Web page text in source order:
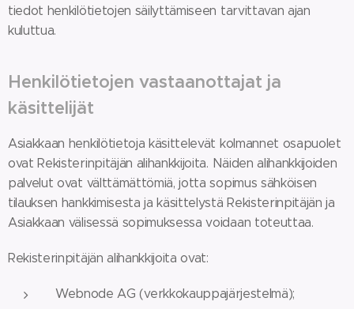
tiedot henkilötietojen säilyttämiseen tarvittavan ajan
kuluttua.
Henkilötietojen vastaanottajat ja
käsittelijät
Asiakkaan henkilötietoja käsittelevät kolmannet osapuolet
ovat Rekisterinpitäjän alihankkijoita. Näiden alihankkijoiden
palvelut ovat välttämättömiä, jotta sopimus sähköisen
tilauksen hankkimisesta ja käsittelystä Rekisterinpitäjän ja
Asiakkaan välisessä sopimuksessa voidaan toteuttaa.
Rekisterinpitäjän alihankkijoita ovat:
Webnode AG (verkkokauppajärjestelmä);